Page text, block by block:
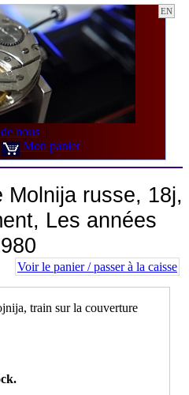
EN
nous|
Mon panier
Molnija russe, 18j,
Les années
Voir le panier / passer à la caisse
train sur la couverture